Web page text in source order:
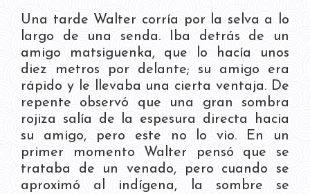
Una tarde Walter corría por la selva a lo
largo de una senda. Iba detrás de un
amigo matsiguenka, que lo hacía unos
diez metros por delante; su amigo era
rápido y le llevaba una cierta ventaja. De
repente observó que una gran sombra
rojiza salía de la espesura directa hacia
su amigo, pero este no lo vio. En un
primer momento Walter pensó que se
trataba de un venado, pero cuando se
aproximó al indígena, la sombre se